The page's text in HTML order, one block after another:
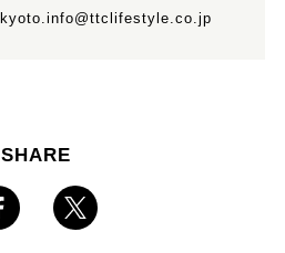
kyoto.info@ttclifestyle.co.jp
SHARE